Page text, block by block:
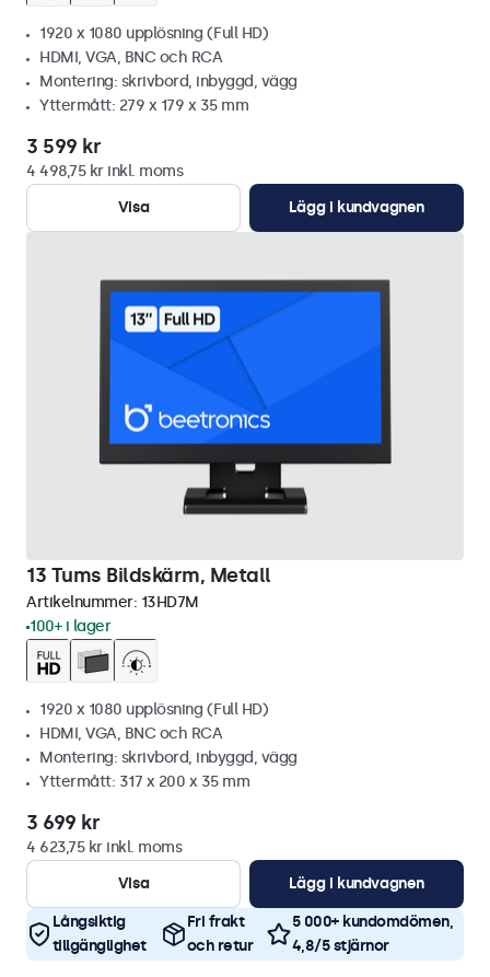
1920 x 1080 upplösning (Full HD)
HDMI, VGA, BNC och RCA
Montering: skrivbord, inbyggd, vägg
Yttermått: 279 x 179 x 35 mm
3 599 kr
4 498,75 kr inkl. moms
Visa
Lägg i kundvagnen
13 Tums Bildskärm, Metall
Artikelnummer: 13HD7M
100+ i lager
1920 x 1080 upplösning (Full HD)
HDMI, VGA, BNC och RCA
Montering: skrivbord, inbyggd, vägg
Yttermått: 317 x 200 x 35 mm
3 699 kr
4 623,75 kr inkl. moms
Visa
Lägg i kundvagnen
Långsiktig
tillgänglighet
Fri frakt
och retur
5 000+ kundomdömen,
4,8/5 stjärnor